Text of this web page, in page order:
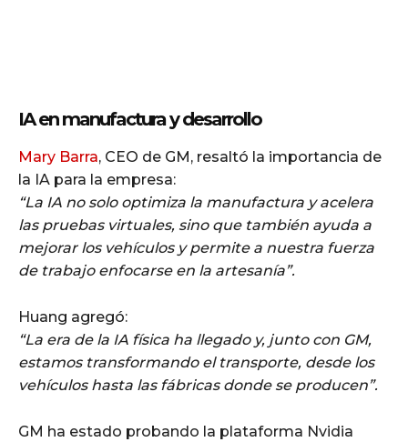
IA en manufactura y desarrollo
Mary Barra, CEO de GM, resaltó la importancia de
la IA para la empresa:
“La IA no solo optimiza la manufactura y acelera
las pruebas virtuales, sino que también ayuda a
mejorar los vehículos y permite a nuestra fuerza
de trabajo enfocarse en la artesanía”.
Huang agregó:
“La era de la IA física ha llegado y, junto con GM,
estamos transformando el transporte, desde los
vehículos hasta las fábricas donde se producen”.
GM ha estado probando la plataforma Nvidia